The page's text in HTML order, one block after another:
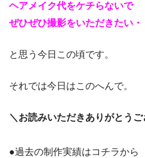
ヘアメイク代をケチらないで
ぜひぜひ撮影をいただきたい・
と思う今日この頃です。
それでは今日はこのへんで。
＼お読みいただきありがとうご
●過去の制作実績はコチラから